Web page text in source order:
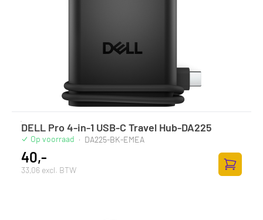
DELL Pro 4-in-1 USB-C Travel Hub-DA225
Op voorraad · DA225-BK-EMEA
40,-
33,06 excl. BTW